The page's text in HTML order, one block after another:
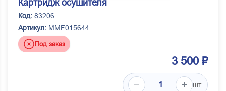
Картридж осушителя
Код: 83206
Артикул: MMF015644
Под заказ
3 500 ₽
шт.